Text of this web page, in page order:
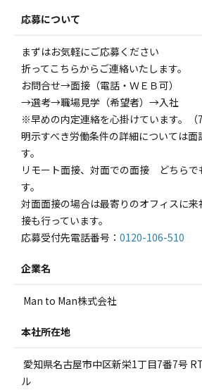
応募について
まずはお気軽にご応募ください
折ってこちらからご連絡いたします。
お問合せ→面接（電話・ＷＥＢ可）
→選考→職場見学（希望者）→入社
※早めの内定連絡を心掛けています。（7
明示すべき労働条件の詳細については面
す。
リモート面接、対面での面接 どちらで
す。
対面面接の場合は最寄りのオフィスに
接も行っています。
応募受付先電話番号： 0120-106-510
企業名
Man to Man株式会社
本社所在地
愛知県名古屋市中区新栄1丁目7番7号
ル